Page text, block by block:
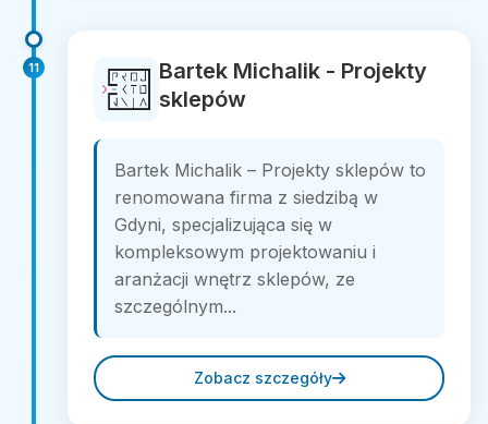
11
Bartek Michalik - Projekty
sklepów
Bartek Michalik – Projekty sklepów to
renomowana firma z siedzibą w
Gdyni, specjalizująca się w
kompleksowym projektowaniu i
aranżacji wnętrz sklepów, ze
szczególnym...
Zobacz szczegóły